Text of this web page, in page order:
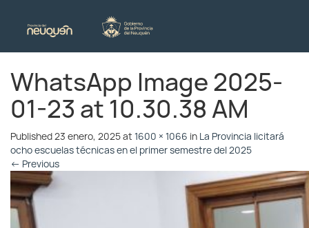
WhatsApp Image 2025-
01-23 at 10.30.38 AM
Published23 enero, 2025at 1600 × 1066 in La Provincia licitará
ocho escuelas técnicas en el primer semestre del 2025
← Previous